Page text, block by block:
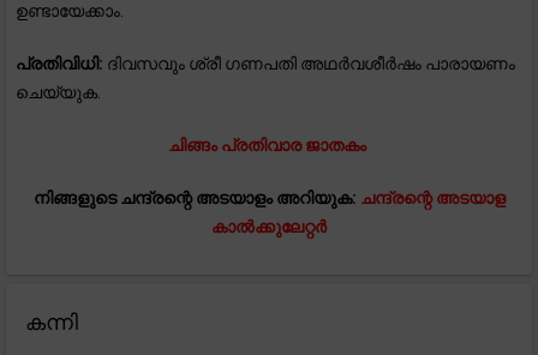
ഉണ്ടായേക്കാം.
പ്രതിവിധി: ദിവസവും ശ്രീ ഗണപതി അഥർവശീർഷം പാരായണം
ചെയ്യുക.
ചിങ്ങം പ്രതിവാര ജാതകം
നിങ്ങളുടെ ചന്ദ്രന്റെ അടയാളം അറിയുക: ചന്ദ്രന്റെ അടയാള
കാൽക്കുലേറ്റർ
കന്നി